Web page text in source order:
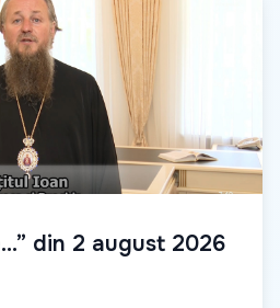
din 2 august 2026